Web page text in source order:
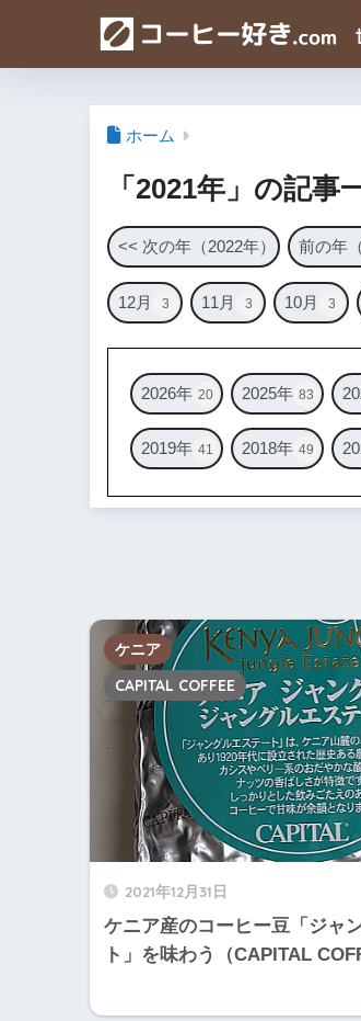
ホーム
「2021年」の記事
<< 次の年（2022年） 前の年
12月 3 11月 3 10月 3
2026年 20 2025年 83
2019年 41 2018年 49
2021年12月31日
ケニア産のコーヒー豆「ジャ
ト」を味わう（CAPITAL
ケニア
CAPITAL COFFEE